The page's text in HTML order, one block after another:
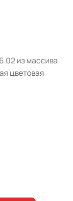
из массива
цветовая